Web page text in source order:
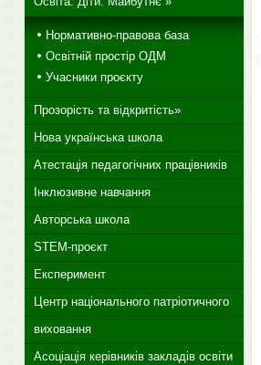
Нормативно-правова база
Освітній простір ОДМ
Учасники проєкту
Прозорість та відкритість»
Нова українська школа
Атестація педагогічних працівників
Інклюзивне навчання
Авторська школа
STEM-проєкт
Експеримент
Центр національного патріотичного
виховання
Асоціація керівників закладів освіти